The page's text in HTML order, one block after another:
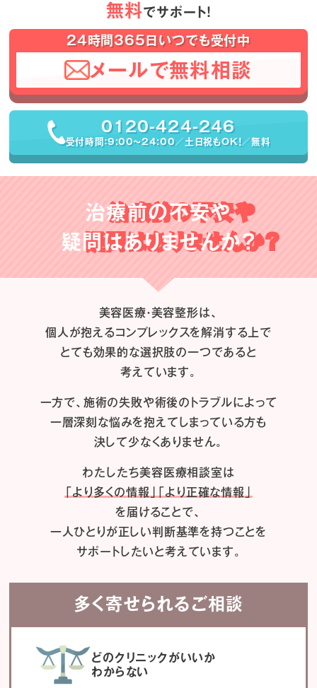
無料でサポート！
24時間365日いつでも受付中
メールで無料相談
0120-424-246
受付時間：9:00〜24:00／土日祝もOK！／無料
治療前の不安や
疑問はありませんか？
美容医療・美容整形は、
個人が抱えるコンプレックスを解消する上で
とても効果的な選択肢の一つであると
考えています。
一方で、施術の失敗や術後のトラブルによって
一層深刻な悩みを抱えてしまっている方も
決して少なくありません。
わたしたち美容医療相談室は
「より多くの情報」「より正確な情報」
を届けることで、
一人ひとりが正しい判断基準を持つことを
サポートしたいと考えています。
多く寄せられるご相談
どのクリニックがいいか
わからない